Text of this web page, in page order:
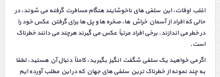
اغلب اوقات، این سلفی های ناخوشایند هنگام مسافرت گرفته می شوند، در
حالی که افراد از آسمان خراش ها، صخره ها و پل ها برای گرفتن عکس خود را
در خطر می اندازند. برخی افراد مرتباً عکس می گیرند هرچند می دانند خطرناک
است.
اگر می خواهید یک سلفی شگفت انگیز بگیرید، کاملاً دنبال آن هستید، لطفا
به چند نمونه از خطرناک ترین سلفی های جهان که در این مطلب آورده ایم